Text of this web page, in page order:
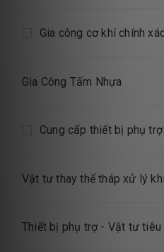
Gia công cơ khí chính
Gia Công Tấm Nhựa
Cung cấp thiết bị phụ trợ
Vật tư thay thế tháp xử lý
Thiết bị phụ trợ - Vật tư tiêu